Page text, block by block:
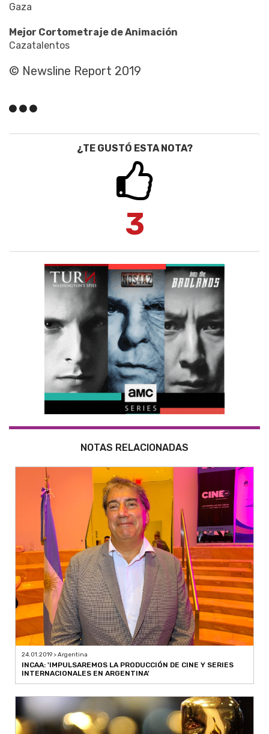
Gaza
Mejor Cortometraje de Animación
Cazatalentos
© Newsline Report 2019
¿TE GUSTÓ ESTA NOTA?
3
NOTAS RELACIONADAS
24.01.2019 > Argentina
INCAA: 'IMPULSAREMOS LA PRODUCCIÓN DE CINE Y SERIES
INTERNACIONALES EN ARGENTINA'